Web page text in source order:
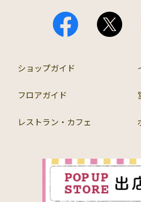
ショップガイド
フロアガイド
レストラン・カフェ